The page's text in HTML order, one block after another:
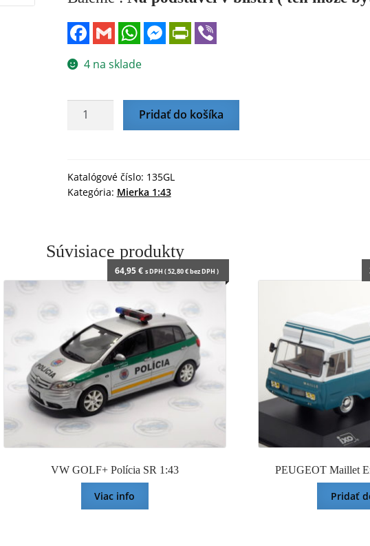
e
b
k
G
m
i
l
W
t
s
p
M
e
r
i
e
n
4 na sklade
množstvo
-
1:43
Pridať do košíka
Katalógové číslo: 135GL
Kategória: Mierka 1:43
Súvisiace produkty
VW GOLF+ Polícia SR 1:43
64,95€ s DPH (52,80€bez DPH )
Viac info
PEUGEOT Maillet
Pridať